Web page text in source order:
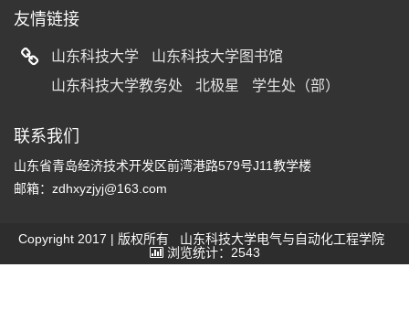
友情链接
山东科技大学
山东科技大学图书馆
山东科技大学教务处
北极星 学生处（部）
联系我们
山东省青岛经济技术开发区前湾港路579号J11教学楼
邮箱：zdhxyzjyj@163.com
Copyright 2017 | 版权所有 山东科技大学电气与自动化工程学院
浏览统计：2543